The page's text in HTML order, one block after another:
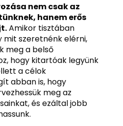
nem csak az
hanem erős
Amikor tisztában
mit szeretnénk elérni,
meg a belső
hogy kitartóak legyünk
a célok
abban is, hogy
meg az
és ezáltal jobb